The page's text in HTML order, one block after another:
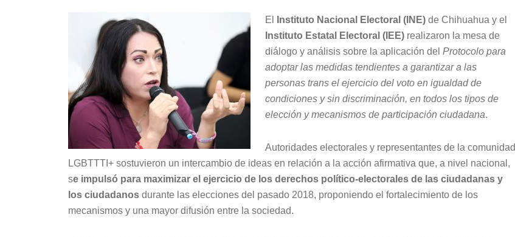
El Instituto Nacional Electoral (INE) de Chihuahua y el
Instituto Estatal Electoral (IEE) realizaron la mesa de
diálogo y análisis sobre la aplicación del Protocolo para
adoptar las medidas tendientes a garantizar a las
personas trans el ejercicio del voto en igualdad de
condiciones y sin discriminación, en todos los tipos de
elección y mecanismos de participación ciudadana.
Autoridades electorales y representantes de la comunidad
LGBTTTI+ sostuvieron un intercambio de ideas en relación a la acción afirmativa que, a nivel nacional,
se impulsó para maximizar el ejercicio de los derechos político-electorales de las ciudadanas y
los ciudadanos durante las elecciones del pasado 2018, proponiendo el fortalecimiento de los
mecanismos y una mayor difusión entre la sociedad.